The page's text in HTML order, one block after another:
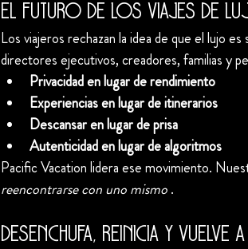
El futuro de los viajes de
Los viajeros rechazan la idea de que el lujo
directores ejecutivos, creadores, familias y
Privacidad en lugar de rendimiento
Experiencias en lugar de itinerarios
Descansar en lugar de prisa
Autenticidad en lugar de algoritmos
Pacific Vacation lidera ese movimiento.
reencontrarse con uno mismo .
Desenchufa, reinicia y vuelve